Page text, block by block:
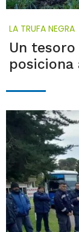
LA TRUFA NEGRA
Un
posiciona